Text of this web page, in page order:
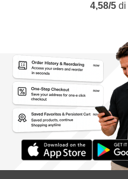
4,58/5di